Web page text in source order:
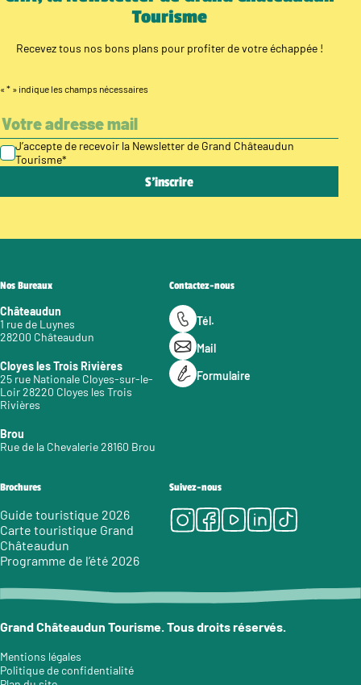
Tourisme
Recevez tous nos bons plans pour profiter de votre échappée !
« * » indique les champs nécessaires
J’accepte de recevoir la Newsletter de Grand Châteaudun
Tourisme*
Nos Bureaux
Châteaudun
1 rue de Luynes
28200 Châteaudun
Cloyes les Trois Rivières
25 rue Nationale Cloyes-sur-le-
Loir 28220 Cloyes les Trois
Rivières
Brou
Rue de la Chevalerie 28160 Brou
Contactez-nous
Tél.
Mail
Formulaire
Brochures
Guide touristique 2026
Carte touristique Grand
Châteaudun
Programme de l’été 2026
Suivez-nous
Instagram
Facebook
Youtube
LinkedIn
Tiktok
Grand Châteaudun Tourisme. Tous droits réservés.
Mentions légales
Politique de confidentialité